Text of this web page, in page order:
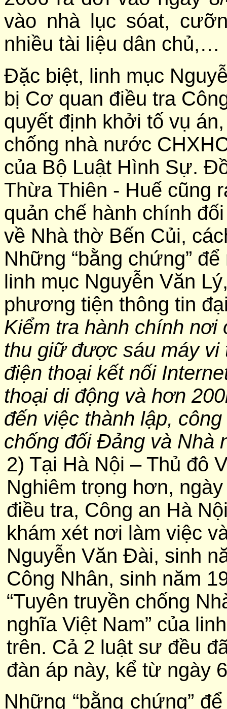
vào nhà lục sóat,
nhiều tài liệu dân chủ,…
Đặc biệt, linh mục
bị Cơ quan điều tra
quyết định khởi tố vụ
chống nhà nước
của Bộ Luật Hình Sự.
Thừa Thiên - Huế cũng
quản chế hành chính
về Nhà thờ Bến Củi,
Những “bằng chứng”
linh mục Nguyễn Văn
phương tiện thông tin
Kiểm tra hành chính
thu giữ được sáu máy
điện thoại kết nối
thoại di động và hơn
đến việc thành lập,
chống đối Đảng và Nhà
2) Tại Hà Nội – Thủ đô
Nghiêm trọng hơn,
điều tra, Công an Hà
khám xét nơi làm việc
Nguyễn Văn Đài, sinh
Công Nhân, sinh năm
“Tuyên truyền chống
nghĩa Việt Nam” của
trên. Cả 2 luật sư đều
đàn áp này, kể từ ngày
Những “bằng chứng”